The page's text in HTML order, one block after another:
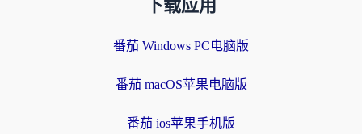
下载应用
番茄 Windows PC电脑版
番茄 macOS苹果电脑版
番茄 ios苹果手机版